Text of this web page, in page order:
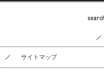
サイトマップ